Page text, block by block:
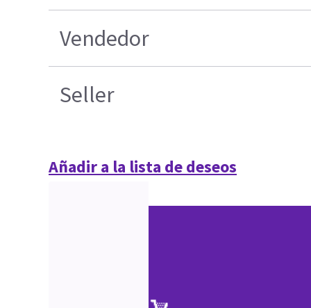
Vendedor
Seller
Añadir a la lista de deseos